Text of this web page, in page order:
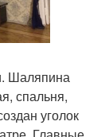
Шаляпина
спальня,
уголок